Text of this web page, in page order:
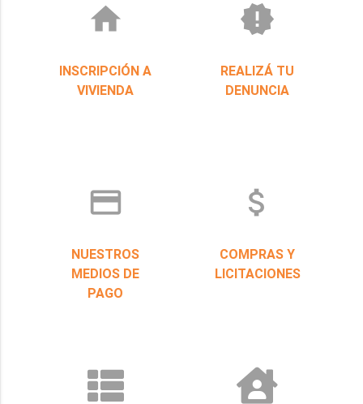
home
INSCRIPCIÓN A
VIVIENDA
new_releases
REALIZÁ TU
DENUNCIA
credit_card
NUESTROS
MEDIOS DE
PAGO
attach_money
COMPRAS Y
LICITACIONES